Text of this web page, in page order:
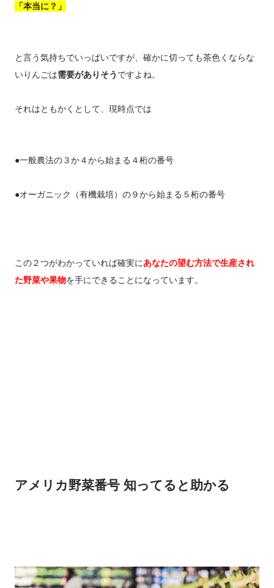
「本当に？」
と言う気持ちでいっぱいですが、確かに切っても茶色くならな
いりんごは需要がありそう ですよね。
それはともかくとして、現時点では
●一般農法の３か４から始まる４桁の番号
●オーガニック（有機栽培）の９から始まる５桁の番号
この２つがわかっていれば確実にあなたの望む方法で生産され
た野菜や果物を手にできることになっています。
アメリカ野菜番号 知ってると助かる